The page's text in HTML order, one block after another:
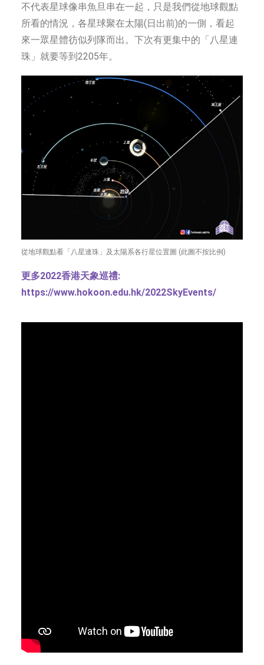
不代表星球像串魚旦串在一起，只是我們從地球觀點
所看的情況，各星球聚在太陽(日出前)的一側，看起
來一眾星體彷似列隊而出。下次有更集中的「八星連
珠」就要等到2205年。
從地球觀點看「八星連珠」及太陽系各行星位置圖 (此圖不按比例)
更多2022香港天象巡禮:
https://www.hokoon.edu.hk/2022SkyEvents/